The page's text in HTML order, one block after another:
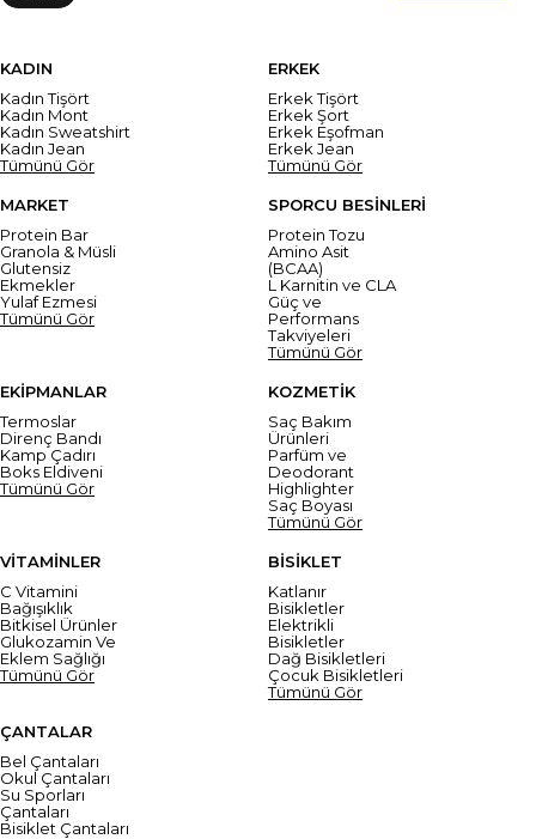
KADIN
Kadın Tişört
Kadın Mont
Kadın Sweatshirt
Kadın Jean
Tümünü Gör
ERKEK
Erkek Tişört
Erkek Şort
Erkek Eşofman
Erkek Jean
Tümünü Gör
MARKET
Protein Bar
Granola & Müsli
Glutensiz
Ekmekler
Yulaf Ezmesi
Tümünü Gör
SPORCU BESİNLERİ
Protein Tozu
Amino Asit
(BCAA)
L Karnitin ve CLA
Güç ve
Performans
Takviyeleri
Tümünü Gör
EKİPMANLAR
Termoslar
Direnç Bandı
Kamp Çadırı
Boks Eldiveni
Tümünü Gör
KOZMETİK
Saç Bakım
Ürünleri
Parfüm ve
Deodorant
Highlighter
Saç Boyası
Tümünü Gör
VİTAMİNLER
C Vitamini
Bağışıklık
Bitkisel Ürünler
Glukozamin Ve
Eklem Sağlığı
Tümünü Gör
BİSİKLET
Katlanır
Bisikletler
Elektrikli
Bisikletler
Dağ Bisikletleri
Çocuk Bisikletleri
Tümünü Gör
ÇANTALAR
Bel Çantaları
Okul Çantaları
Su Sporları
Çantaları
Bisiklet Çantaları